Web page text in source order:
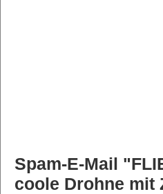
Spam-E-Mail
coole Drohne mit